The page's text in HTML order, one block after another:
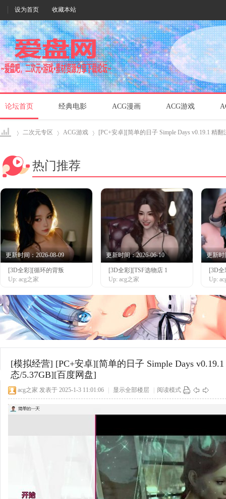
设为首页 收藏本站
论坛首页 经典电影 ACG漫画 ACG游戏
爱盘›
二次元专区
›
ACG游戏
›
[PC+安卓][简单的日子 Simple Days v0.19.1 精翻
热门推荐
更新时间：2026-08-09
[3D全彩][循环的背叛
Up: acg之家
更新时间：2026-06-10
[3D全彩][TSF选物店 1
Up: acg之家
更新时
[3D
Up:
[模拟经营] [PC+安卓][简单的日子 Simple Days
态/5.37GB][百度网盘]
acg之家 发表于 2025-1-3 11:01:06 显示全部楼层 阅读模式